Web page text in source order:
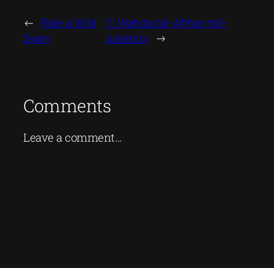
← Ride a Wild
Swan
11. Waħda tal-Aħħar mill-
Jukebox →
Comments
Leave a comment…